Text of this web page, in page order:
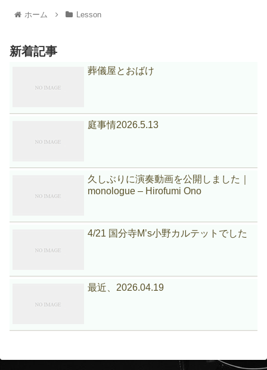
ホーム Lesson
新着記事
葬儀屋とおばけ
庭事情2026.5.13
久しぶりに演奏動画を公開しました｜
monologue – Hirofumi Ono
4/21 国分寺M’s小野カルテットでした
最近、2026.04.19